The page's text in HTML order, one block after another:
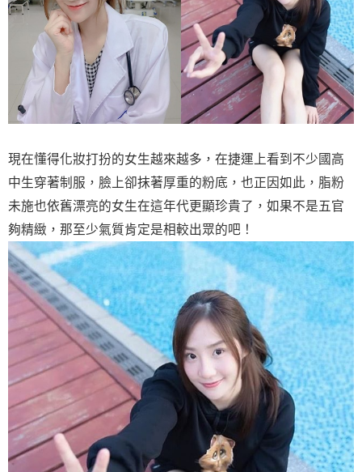
現在懂得化妝打扮的女生越來越多，在捷運上看到不少國高
中生穿著制服，臉上卻抹著厚重的粉底，也正因如此，脂粉
未施也依舊漂亮的女生在這年代更顯珍貴了，如果不是五官
夠精緻，那至少氣質肯定是相較出眾的吧！